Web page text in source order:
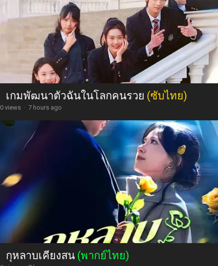
เกมพัฒนาตัวฉันในโลกคนรวย (ซับไทย)
0 views · 7 hours ago
กุหลาบเคียงสน (พากย์ไทย)